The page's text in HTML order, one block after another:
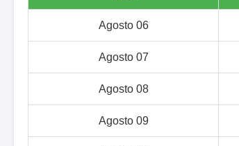
Agosto 06
Agosto 07
Agosto 08
Agosto 09